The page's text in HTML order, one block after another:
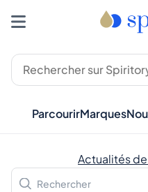
ParcourirMarques
Actualités